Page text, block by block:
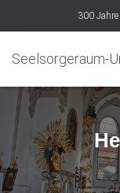
300
Seelsorgeraum-